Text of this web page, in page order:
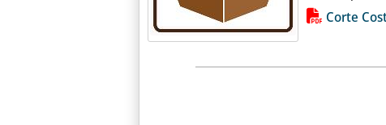
Lista allegati PDF alla notizia
Corte